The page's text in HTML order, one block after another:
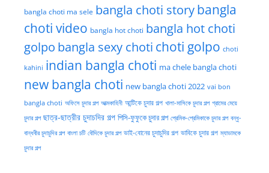
bangla choti ma sele bangla choti storybangla
choti video bangla hot choti bangla hot choti
golpo bangla sexy choti choti golpo choti
kahini indian bangla choti ma chele bangla choti
new bangla choti new bangla choti 2022 vai bon
bangla choti অফিসে চুদার গল্প আত্মকাহিনী আন্টিকে চুদার গল্প খালা-মাসিকে চুদার গল্প গ্রামের মেয়ে
চুদার গল্প ছাত্র-ছাত্রীর চুদাচদির গল্প পিসি-ফুফুকে চুদার গল্প প্রেমিক-প্রেমিকাকে চুদার গল্প বন্ধু-
বান্ধবীর চুদাচুদির গল্প বাংলা চটি বৌদিকে চুদার গল্প ভাই-বোনের চুদাচুদির গল্প ভাবিকে চুদার গল্প ম্যাডামকে
চুদার গল্প